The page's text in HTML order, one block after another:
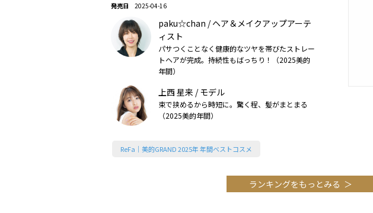
2025-04-16
paku☆chan / ヘア＆メイクアップアーテ
ィスト
パサつくことなく健康的なツヤを帯びたストレー
トヘアが完成。持続性もばっちり！（2025美的
年間）
上西 星来 / モデル
束で挟めるから時短に。驚く程、髪がまとまる
（2025美的年間）
ReFa｜美的GRAND 2025年 年間ベストコスメ
ランキングをもっとみる